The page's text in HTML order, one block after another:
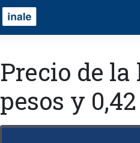
Precio de la
pesos y